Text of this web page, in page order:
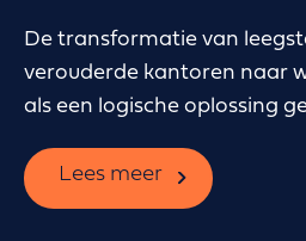
De transformatie van
verouderde kantoren naar
als een logische oplossing
Lees meer